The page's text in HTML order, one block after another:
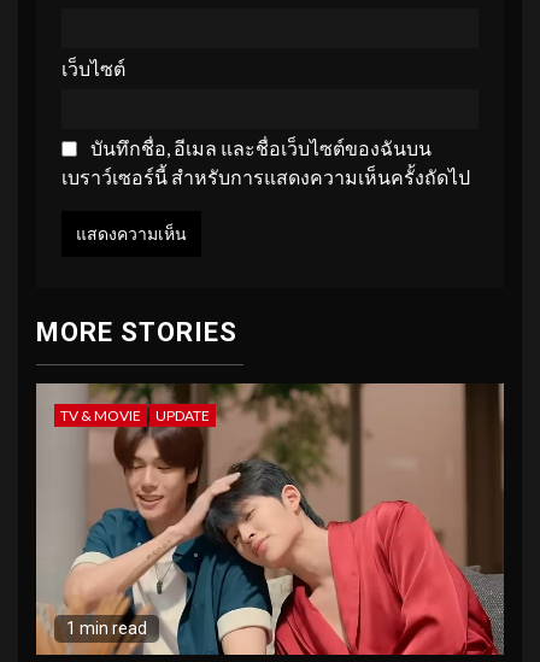
เว็บไซต์
บันทึกชื่อ, อีเมล และชื่อเว็บไซต์ของฉันบน
เบราว์เซอร์นี้ สำหรับการแสดงความเห็นครั้งถัดไป
MORE STORIES
TV & MOVIE UPDATE
1 min read